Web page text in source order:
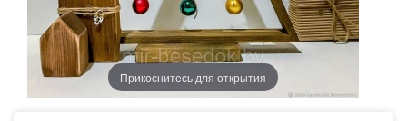
Прикоснитесь для открытия